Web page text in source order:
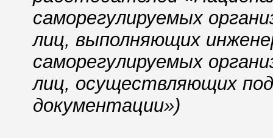
саморегулируемых
лиц, выполняющих
саморегулируемых
лиц, осуществляющих
документации»)